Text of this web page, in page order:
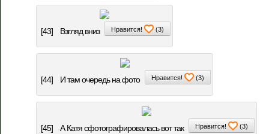
[43] Взгляд вниз Нравится! (3)
[44] И там очередь на фото Нравится! (3)
[45] А Катя сфотографировалась вот так Нравится! (3)